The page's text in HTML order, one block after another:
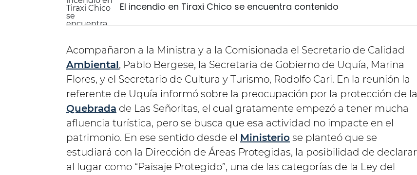
El incendio en Tiraxi Chico se encuentra contenido
Acompañaron a la Ministra y a la Comisionada el Secretario de Calidad
Ambiental, Pablo Bergese, la Secretaria de Gobierno de Uquía, Marina
Flores, y el Secretario de Cultura y Turismo, Rodolfo Cari. En la reunión la
referente de Uquía informó sobre la preocupación por la protección de la
Quebrada de Las Señoritas, el cual gratamente empezó a tener mucha
afluencia turística, pero se busca que esa actividad no impacte en el
patrimonio. En ese sentido desde el Ministerio se planteó que se
estudiará con la Dirección de Áreas Protegidas, la posibilidad de declarar
al lugar como “Paisaje Protegido”, una de las categorías de la Ley del